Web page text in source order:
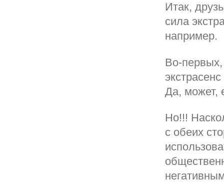
Итак,
сила
например.
Во-первых,
Да, может,
Но!!!
с обеих